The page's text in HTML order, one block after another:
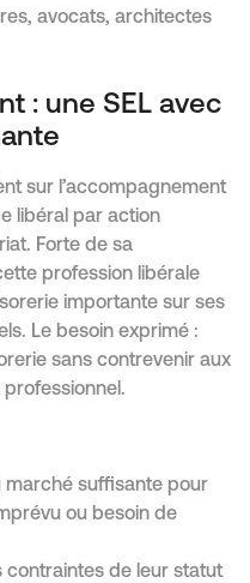
avocats, architectes
: une SEL avec
sur l’accompagnement
libéral par action
Forte de sa
profession libérale
importante sur ses
Le besoin exprimé :
sans contrevenir aux
marché suffisante pour
ou besoin de
contraintes de leur statut